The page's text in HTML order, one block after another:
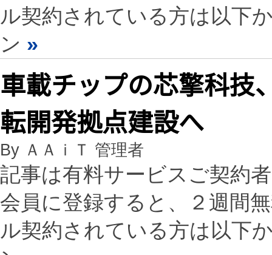
ル契約されている方は以下
ン »
車載チップの芯擎科技
転開発拠点建設へ
By ＡＡｉＴ 管理者
記事は有料サービスご契約
会員に登録すると、２週間
ル契約されている方は以下